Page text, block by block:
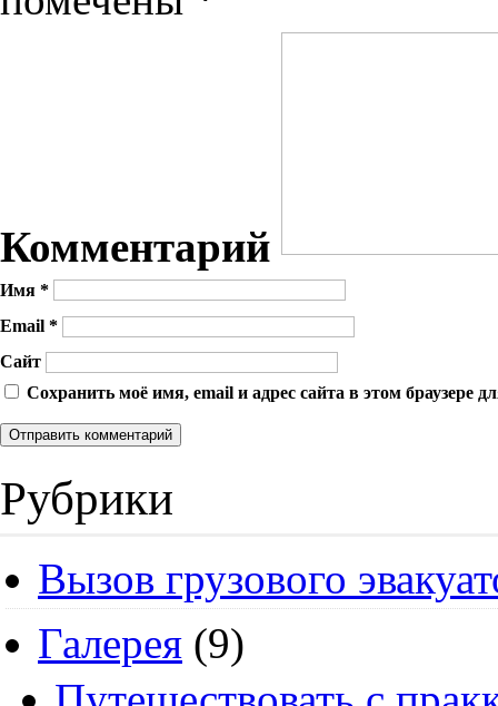
Комментарий
Имя *
Email *
Сайт
Сохранить моё имя, email и адрес сайта в этом браузере
Рубрики
Вызов грузового
Галерея (9)